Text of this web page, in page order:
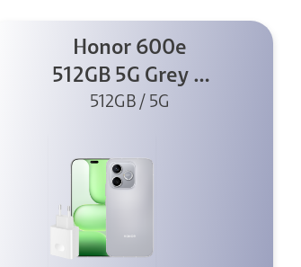
Honor 600e
512GB 5G Grey +
45W
512GB / 5G